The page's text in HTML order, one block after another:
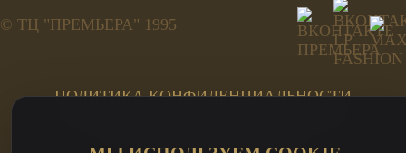
© ТЦ "ПРЕМЬЕРА" 1995
ПОЛИТИКА КОНФИДЕНЦИАЛЬНОСТИ